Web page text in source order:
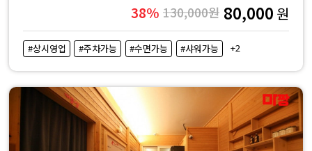
38% 130,000원 80,000 원
#상시영업 #주차가능 #수면가능 #샤워가능 +2